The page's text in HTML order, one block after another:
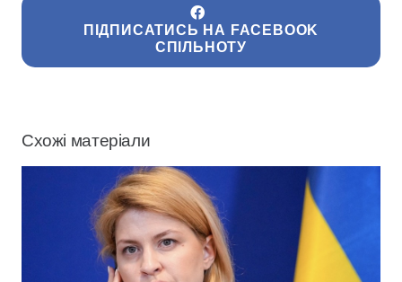
ПІДПИСАТИСЬ НА FACEBOOK
СПІЛЬНОТУ
Схожі матеріали